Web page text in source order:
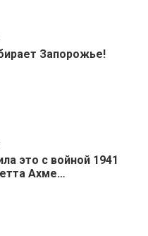
Запорожье!
это с войной 1941
Ахме…